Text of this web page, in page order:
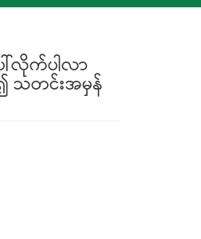
ါ်လိုက်ပါလာ
သတင်းအမှန်